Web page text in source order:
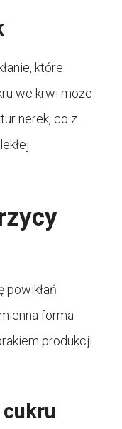
które
we krwi może
nerek, co z
powikłań
forma
produkcji